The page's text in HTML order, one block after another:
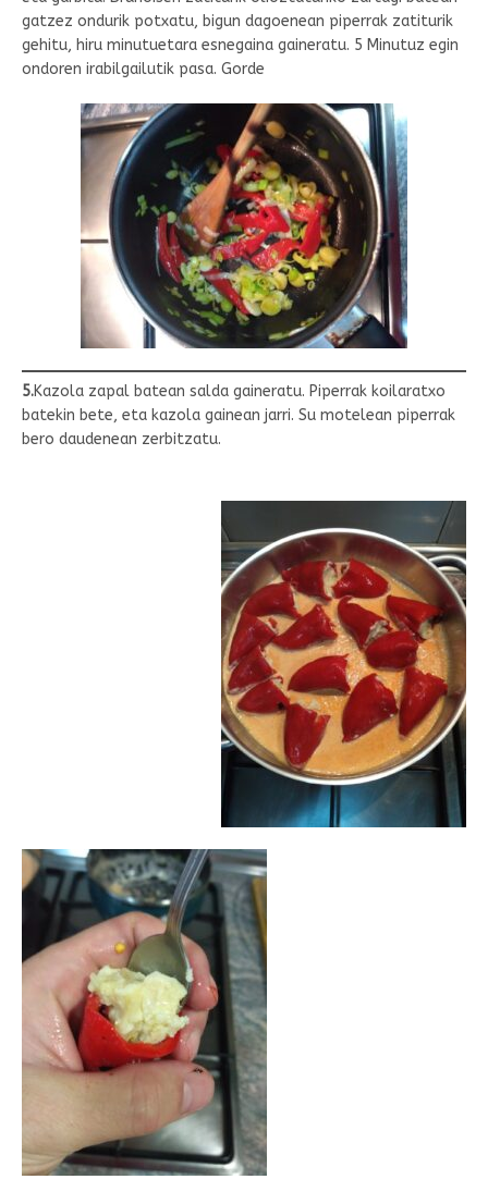
gatzez ondurik potxatu, bigun dagoenean piperrak zatiturik
gehitu, hiru minutuetara esnegaina gaineratu. 5 Minutuz egin
ondoren irabilgailutik pasa. Gorde
5.Kazola zapal batean salda gaineratu. Piperrak koilaratxo
batekin bete, eta kazola gainean jarri. Su motelean piperrak
bero daudenean zerbitzatu.